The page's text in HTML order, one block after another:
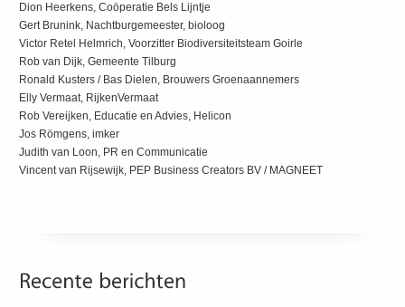
Dion Heerkens, Coöperatie Bels Lijntje
Gert Brunink, Nachtburgemeester, bioloog
Victor Retel Helmrich, Voorzitter Biodiversiteitsteam Goirle
Rob van Dijk, Gemeente Tilburg
Ronald Kusters / Bas Dielen, Brouwers Groenaannemers
Elly Vermaat, RijkenVermaat
Rob Vereijken, Educatie en Advies, Helicon
Jos Römgens, imker
Judith van Loon, PR en Communicatie
Vincent van Rijsewijk, PEP Business Creators BV / MAGNEET